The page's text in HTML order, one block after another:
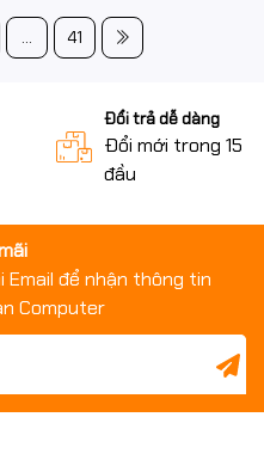
... 41
Đổi trả dễ dàng
Đổi mới trong 15
đầu
Email để nhận thông tin
Computer